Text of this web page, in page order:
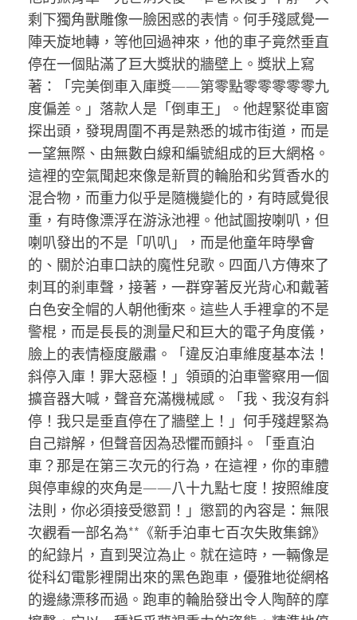
剩下獨角獸雕像一臉困惑的表情。何手殘感覺一
陣天旋地轉，等他回過神來，他的車子竟然垂直
停在一個貼滿了巨大獎狀的牆壁上。獎狀上寫
著：「完美倒車入庫獎——第零點零零零零零九
度偏差。」落款人是「倒車王」。他趕緊從車窗
探出頭，發現周圍不再是熟悉的城市街道，而是
一望無際、由無數白線和編號組成的巨大網格。
這裡的空氣聞起來像是新買的輪胎和劣質香水的
混合物，而重力似乎是隨機變化的，有時感覺很
重，有時像漂浮在游泳池裡。他試圖按喇叭，但
喇叭發出的不是「叭叭」，而是他童年時學會
的、關於泊車口訣的魔性兒歌。四面八方傳來了
刺耳的剎車聲，接著，一群穿著反光背心和戴著
白色安全帽的人朝他衝來。這些人手裡拿的不是
警棍，而是長長的測量尺和巨大的電子角度儀，
臉上的表情極度嚴肅。「違反泊車維度基本法！
斜停入庫！罪大惡極！」領頭的泊車警察用一個
擴音器大喊，聲音充滿機械感。「我、我沒有斜
停！我只是垂直停在了牆壁上！」何手殘趕緊為
自己辯解，但聲音因為恐懼而顫抖。「垂直泊
車？那是在第三次元的行為，在這裡，你的車體
與停車線的夾角是——八十九點七度！按照維度
法則，你必須接受懲罰！」懲罰的內容是：無限
次觀看一部名為**《新手泊車七百次失敗集錦》
的紀錄片，直到哭泣為止。就在這時，一輛像是
從科幻電影裡開出來的黑色跑車，優雅地從網格
的邊緣漂移而過。跑車的輪胎發出令人陶醉的摩